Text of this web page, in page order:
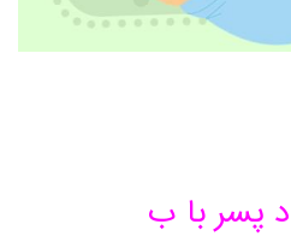
پسر با ب